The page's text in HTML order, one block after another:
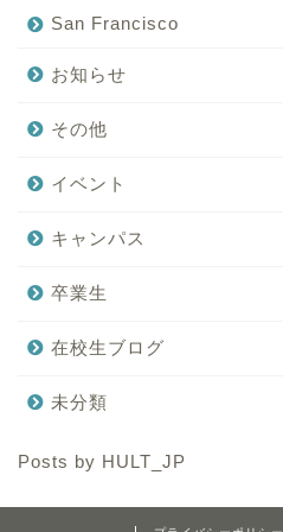
San Francisco
お知らせ
その他
イベント
キャンパス
卒業生
在校生ブログ
未分類
Posts by HULT_JP